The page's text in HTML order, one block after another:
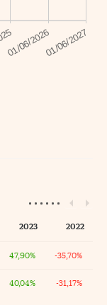
2023 2022
47,90% -35,70%
40,04% -31,17%